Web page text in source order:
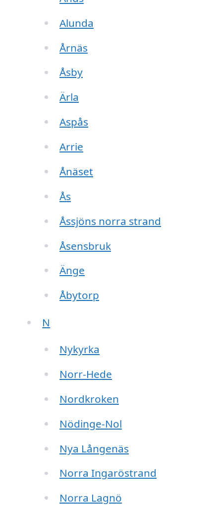
Alunda
Årnäs
Åsby
Ärla
Aspås
Arrie
Ånäset
Ås
Åssjöns norra strand
Åsensbruk
Änge
Åbytorp
N
Nykyrka
Norr-Hede
Nordkroken
Nödinge-Nol
Nya Långenäs
Norra Ingaröstrand
Norra Lagnö